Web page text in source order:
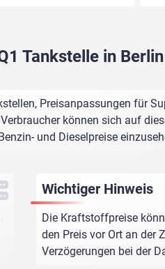
Tankstelle in Berlin
Preisanpassungen für
können sich auf
und Dieselpreise
Wichtiger Hinweis
Die Kraftstoffpreise
den Preis vor Ort an der
Verzögerungen bei der